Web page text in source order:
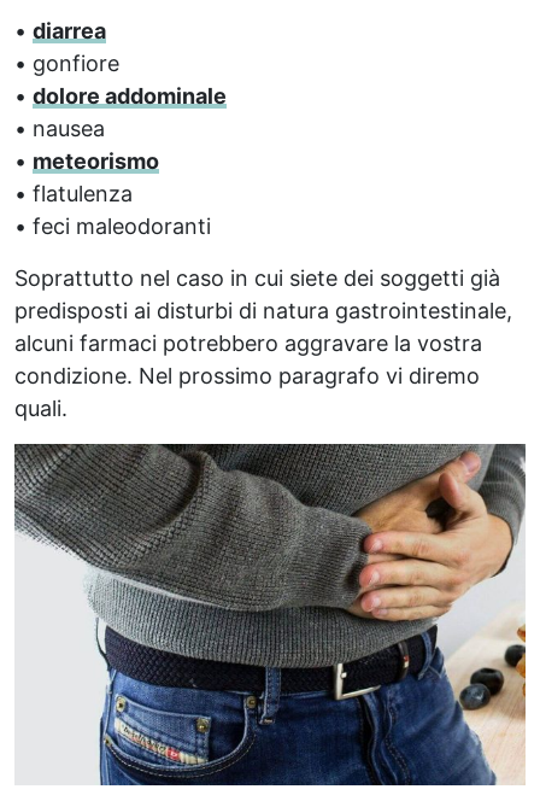
• diarrea
• gonfiore
• dolore addominale
• nausea
• meteorismo
• flatulenza
• feci maleodoranti
Soprattutto nel caso in cui siete dei soggetti già
predisposti ai disturbi di natura gastrointestinale,
alcuni farmaci potrebbero aggravare la vostra
condizione. Nel prossimo paragrafo vi diremo
quali.